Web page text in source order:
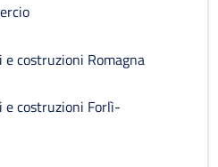
costruzioni Romagna
e costruzioni Forlì-